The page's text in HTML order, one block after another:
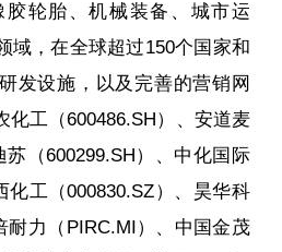
轮胎、机械装备、城市运
域，在全球超过150个国家和
发设施，以及完善的营销网
化工（600486.SH）、安道麦
苏（600299.SH）、中化国际
化工（000830.SZ）、昊华科
耐力（PIRC.MI）、中国金茂